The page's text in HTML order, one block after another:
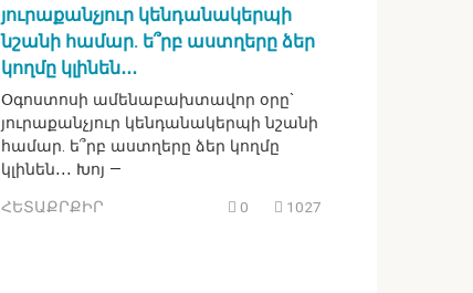
յուրաքանչյուր կենդանակերպի
նշանի համար. ե՞րբ աստղերը ձեր
կողմը կլինեն․․․
Օգոստոսի ամենաբախտավոր օրը`
յուրաքանչյուր կենդանակերպի նշանի
համար. ե՞րբ աստղերը ձեր կողմը
կլինեն․․․ Խոյ —
ՀԵՏԱՔՐՔԻՐ 0 1027